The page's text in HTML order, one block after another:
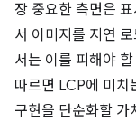
장 중요한 측면은
서 이미지를 지연
서는 이를 피해야
따르면 LCP에 미
구현을 단순화할 가